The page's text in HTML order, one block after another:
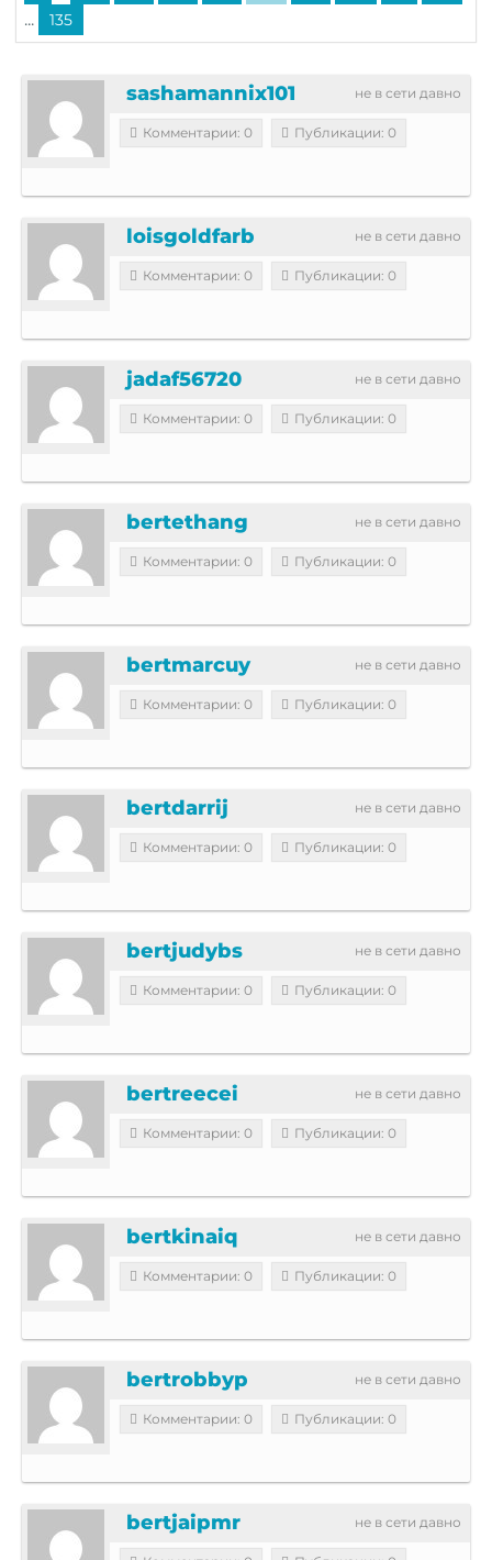
... 135
не в сети давно
sashamannix101
Комментарии: 0 Публикации: 0
не в сети давно
loisgoldfarb
Комментарии: 0 Публикации: 0
не в сети давно
jadaf56720
Комментарии: 0 Публикации: 0
не в сети давно
bertethang
Комментарии: 0 Публикации: 0
не в сети давно
bertmarcuy
Комментарии: 0 Публикации: 0
не в сети давно
bertdarrij
Комментарии: 0 Публикации: 0
не в сети давно
bertjudybs
Комментарии: 0 Публикации: 0
не в сети давно
bertreecei
Комментарии: 0 Публикации: 0
не в сети давно
bertkinaiq
Комментарии: 0 Публикации: 0
не в сети давно
bertrobbyp
Комментарии: 0 Публикации: 0
не в сети давно
bertjaipmr